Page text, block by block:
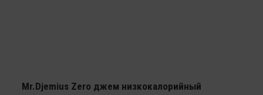
Mr.Djemius Zero джем низкокалорийный